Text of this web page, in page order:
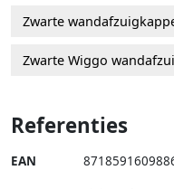
Zwarte
Zwarte Wiggo
Referenties
EAN